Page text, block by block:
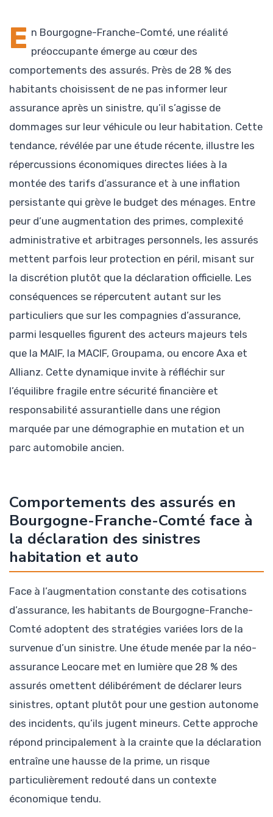
E n Bourgogne-Franche-Comté, une réalité
préoccupante émerge au cœur des
comportements des assurés. Près de 28 % des
habitants choisissent de ne pas informer leur
assurance après un sinistre, qu’il s’agisse de
dommages sur leur véhicule ou leur habitation. Cette
tendance, révélée par une étude récente, illustre les
répercussions économiques directes liées à la
montée des tarifs d’assurance et à une inflation
persistante qui grève le budget des ménages. Entre
peur d’une augmentation des primes, complexité
administrative et arbitrages personnels, les assurés
mettent parfois leur protection en péril, misant sur
la discrétion plutôt que la déclaration officielle. Les
conséquences se répercutent autant sur les
particuliers que sur les compagnies d’assurance,
parmi lesquelles figurent des acteurs majeurs tels
que la MAIF, la MACIF, Groupama, ou encore Axa et
Allianz. Cette dynamique invite à réfléchir sur
l’équilibre fragile entre sécurité financière et
responsabilité assurantielle dans une région
marquée par une démographie en mutation et un
parc automobile ancien.
Comportements des assurés en
Bourgogne-Franche-Comté face à
la déclaration des sinistres
habitation et auto
Face à l’augmentation constante des cotisations
d’assurance, les habitants de Bourgogne-Franche-
Comté adoptent des stratégies variées lors de la
survenue d’un sinistre. Une étude menée par la néo-
assurance Leocare met en lumière que 28 % des
assurés omettent délibérément de déclarer leurs
sinistres, optant plutôt pour une gestion autonome
des incidents, qu’ils jugent mineurs. Cette approche
répond principalement à la crainte que la déclaration
entraîne une hausse de la prime, un risque
particulièrement redouté dans un contexte
économique tendu.